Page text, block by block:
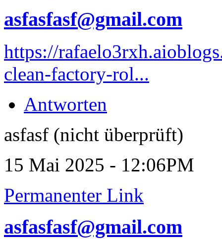
asfasfasf@gmail.com
https://
clean-factory-rol...
Antworten
asfasf (nicht überprüft)
15 Mai 2025 - 12:06PM
Permanenter Link
asfasfasf@gmail.com